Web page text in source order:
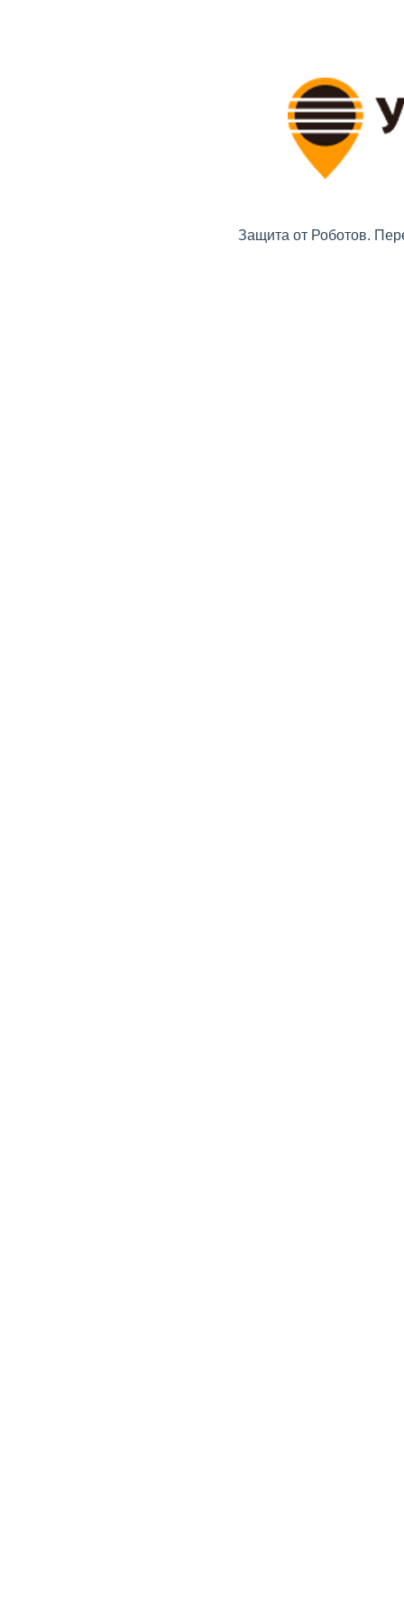
Защита от Роботов.